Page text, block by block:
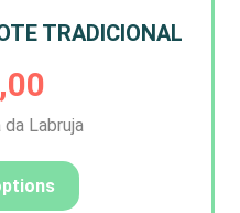
TRADICIONAL
Labruja